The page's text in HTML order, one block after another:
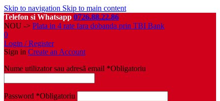
Skip to navigation Skip to main content
Telefon si Whatsapp 0726.88.22.86
NOU -> Plata in 4 rate fara dobanda prin TBI Bank
0
Login / Register
Sign in Create an Account
Nume utilizator sau adresă email *Obligatoriu
Password *Obligatoriu